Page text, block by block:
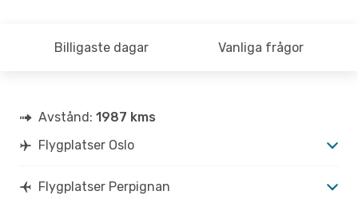
Billigaste dagar Vanliga frågor
Avstånd: 1987 kms
Flygplatser Oslo
Flygplatser Perpignan